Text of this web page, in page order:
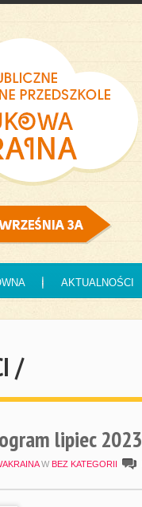
AKTUALNOŚCI
/
lipiec 2023
W BEZ KATEGORII